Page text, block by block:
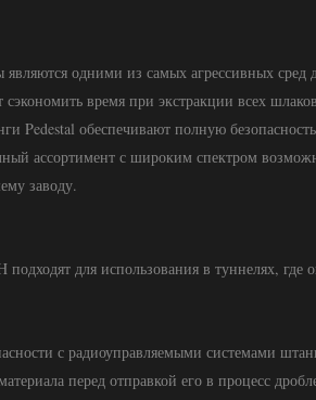
одними из самых агрессивных
время при экстракции всех
Pedestal обеспечивают полную
ассортимент с широким спектром
заводу.
для использования в туннелях, где
с радиоуправляемыми системами
перед отправкой его в процесс